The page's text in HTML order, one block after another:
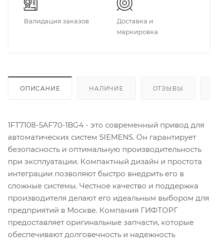
Валидация заказов
Доставка и
маркировка
ОПИСАНИЕ НАЛИЧИЕ ОТЗЫВЫ
1FT7108-5AF70-1BG4 - это современный привод для
автоматических систем SIEMENS. Он гарантирует
безопасность и оптимальную производительность
при эксплуатации. Компактный дизайн и простота
интеграции позволяют быстро внедрить его в
сложные системы. Честное качество и поддержка
производителя делают его идеальным выбором для
предприятий в Москве. Компания ГИФТОРГ
предоставляет оригинальные запчасти, которые
обеспечивают долговечность и надежность